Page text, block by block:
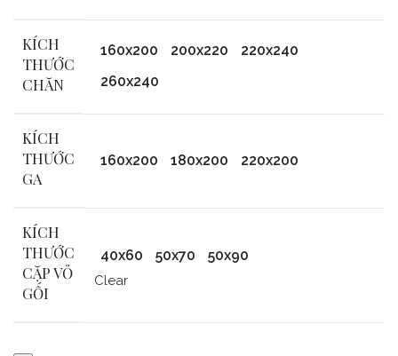
KÍCH
THƯỚC
CHĂN
160x200 200x220
220x240
260x240
KÍCH
THƯỚC
GA
160x200 180x200 220x200
KÍCH
THƯỚC
CẶP VỎ
GỐI
40x60 50x70 50x90
Clear